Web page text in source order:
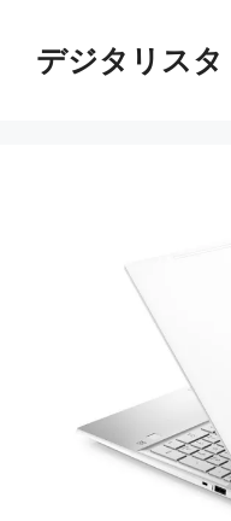
デジタリスタ